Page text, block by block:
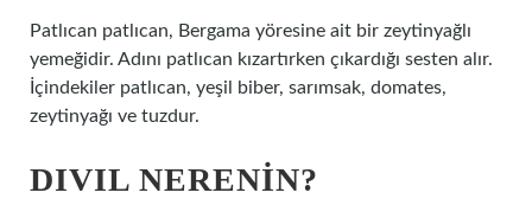
Patlıcan patlıcan, Bergama yöresine ait bir zeytinyağlı
yemeğidir. Adını patlıcan kızartırken çıkardığı sesten alır.
İçindekiler patlıcan, yeşil biber, sarımsak, domates,
zeytinyağı ve tuzdur.
DIVIL NERENIN?